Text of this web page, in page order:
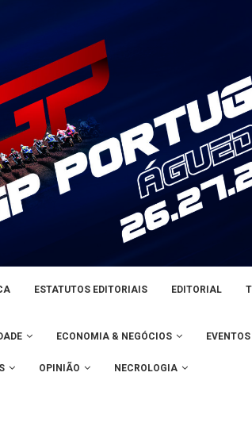
ESTATUTOS EDITORIAIS EDITORIAL
ECONOMIA & NEGÓCIOS EVENTOS
OPINIÃO NECROLOGIA